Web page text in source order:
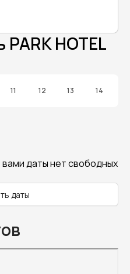
HOTEL
11 12 13 14
даты нет свободных
даты